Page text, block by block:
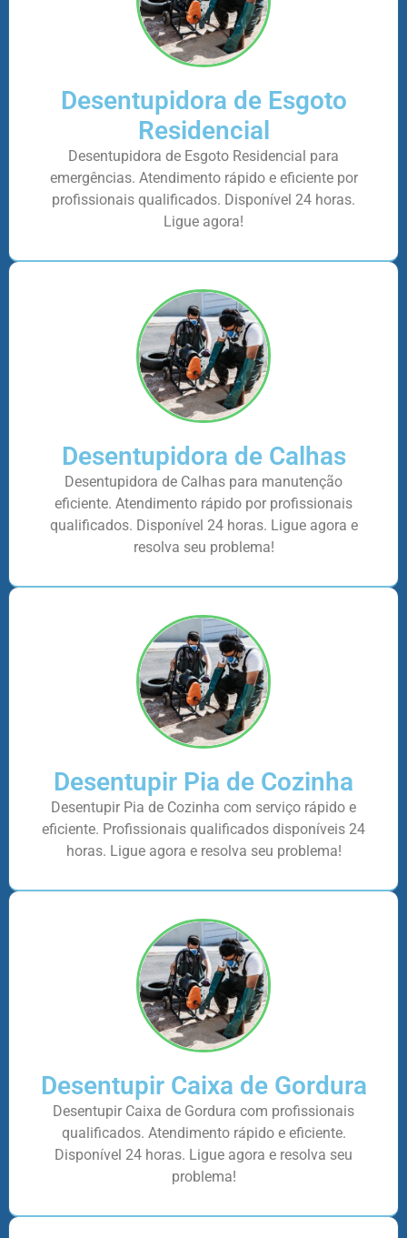
Desentupidora de Esgoto
Residencial
Desentupidora de Esgoto Residencial para
emergências. Atendimento rápido e eficiente por
profissionais qualificados. Disponível 24 horas.
Ligue agora!
Desentupidora de Calhas
Desentupidora de Calhas para manutenção
eficiente. Atendimento rápido por profissionais
qualificados. Disponível 24 horas. Ligue agora e
resolva seu problema!
Desentupir Pia de Cozinha
Desentupir Pia de Cozinha com serviço rápido e
eficiente. Profissionais qualificados disponíveis 24
horas. Ligue agora e resolva seu problema!
Desentupir Caixa de Gordura
Desentupir Caixa de Gordura com profissionais
qualificados. Atendimento rápido e eficiente.
Disponível 24 horas. Ligue agora e resolva seu
problema!